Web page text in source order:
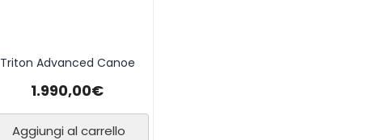
Triton Advanced Canoe
1.990,00€
Aggiungi al carrello